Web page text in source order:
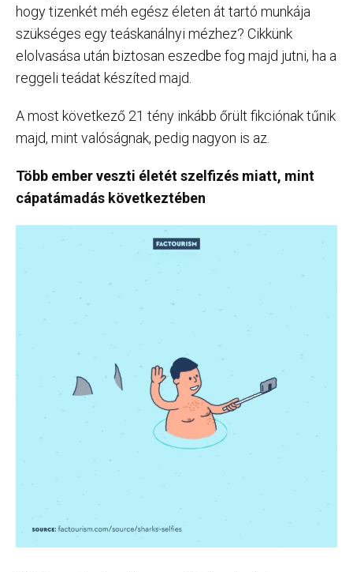
hogy tizenkét méh egész életen át tartó munkája
szükséges egy teáskanálnyi mézhez? Cikkünk
elolvasása után biztosan eszedbe fog majd jutni, ha a
reggeli teádat készíted majd.
A most következő 21 tény inkább őrült fikciónak tűnik
majd, mint valóságnak, pedig nagyon is az.
Több ember veszti életét szelfizés miatt, mint
cápatámadás következtében